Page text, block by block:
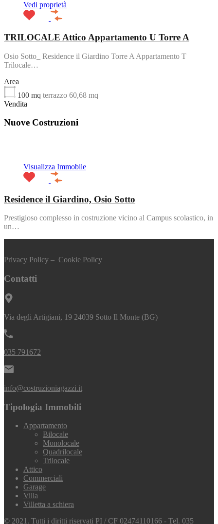
Vedi proprietà
TRILOCALE Attico Appartamento U Torre A
Osio Sotto_ Residence il Giardino Torre A Appartamento T
Trilocale…
Area
100 mq terrazzo 60,68 mq
Vendita
Nuove Costruzioni
Visualizza Immobile
Residence il Giardino, Osio Sotto
Prestigioso complesso in costruzione vicino al Campus scolastico, in
un…
Privacy Policy – Cookie Policy
Contatti
Via degli Artigiani, 19 24039 Sotto Il Monte (BG)
035 791672
info@costruzioniagazzi.it
Tipologia Immobili
Appartamento
Bilocale
Monolocale
Quadrilocale
Trilocale
Attico
Commerciali
Garage
Villa
Villetta a schiera
© 2021. Tutti i diritti riservati PI / CF 02474110166 - Tel. 035